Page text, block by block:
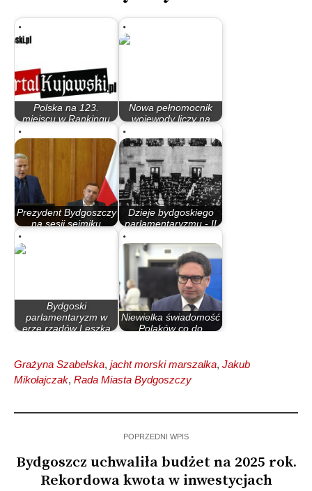
Polska na 123.
miejscu w Rankingu
Nowa pełnomocnik
wojewody liczy na
Prezydent Bydgoszczy
na sesji sejmiku
Dzieje bydgoskiego
parlamentaryzmu - II
Bydgoski
parlamentaryzm w
erze rządów Leszka
Niewielka świadomość
Polaków co do
Grażyna Szabelska, jacht morski marszalka, Jakub
Mikołajczak, Rada Miasta Bydgoszczy
POPRZEDNI WPIS
Bydgoszcz uchwaliła budżet na 2025 rok.
Rekordowa kwota w inwestycjach